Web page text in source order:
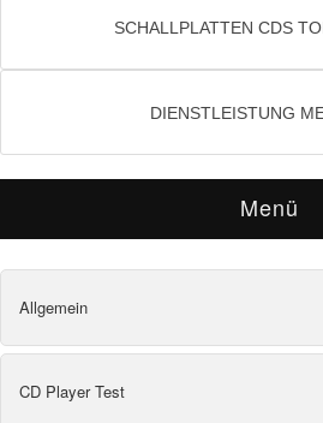
SCHALLPLATTEN CDS
DIENSTLEISTUNG
Menü
Allgemein
CD Player Test